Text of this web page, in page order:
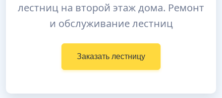
лестниц на второй этаж дома. Ремонт
и обслуживание лестниц
Заказать лестницу